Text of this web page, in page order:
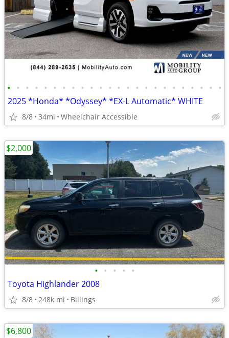
• • • • • • • • • • • • • • • • • • • • • • • •
2025 *Honda* *Odyssey* *EX-L Automatic* WHITE
8/8 34mi Wheelchair Accessible
• • • • •
Toyota Highlander 2008
8/8 248k mi Billings
$2,000
$6,800